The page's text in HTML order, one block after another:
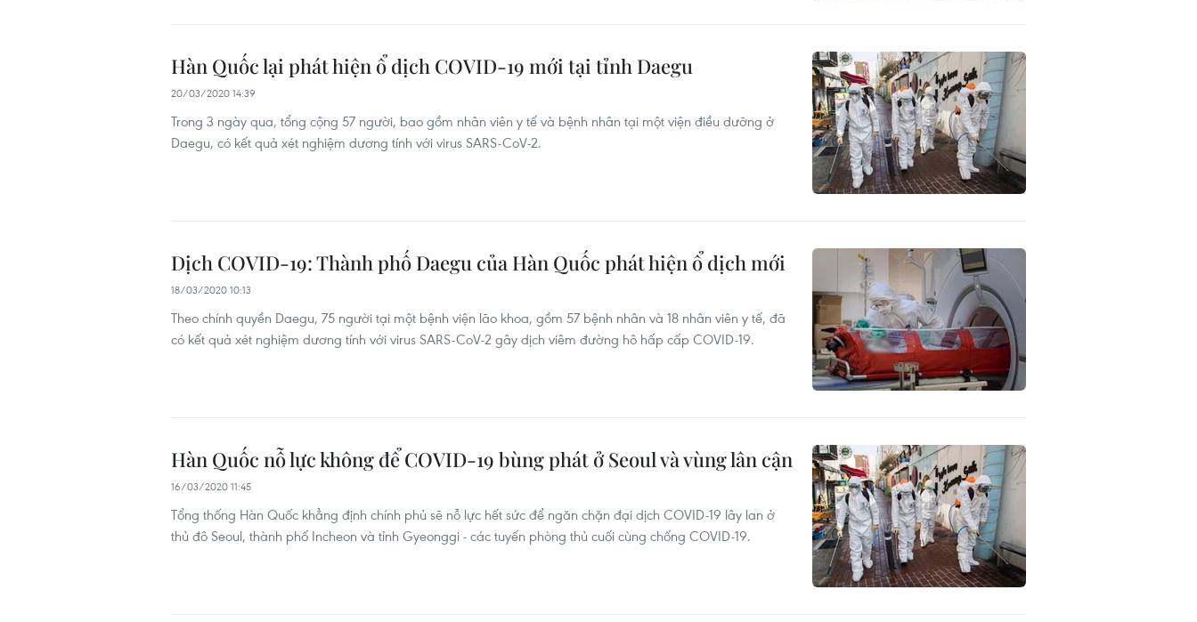
Hàn Quốc lại phát hiện ổ dịch COVID-19 mới tại tỉnh Daegu
20/03/2020 14:39
Trong 3 ngày qua, tổng cộng 57 người, bao gồm nhân viên y tế và bệnh nhân tại một viện điều dưỡng ở
Daegu, có kết quả xét nghiệm dương tính với virus SARS-CoV-2.
Dịch COVID-19: Thành phố Daegu của Hàn Quốc phát hiện ổ dịch mới
18/03/2020 10:13
Theo chính quyền Daegu, 75 người tại một bệnh viện lão khoa, gồm 57 bệnh nhân và 18 nhân viên y tế, đã
có kết quả xét nghiệm dương tính với virus SARS-CoV-2 gây dịch viêm đường hô hấp cấp COVID-19.
Hàn Quốc nỗ lực không để COVID-19 bùng phát ở Seoul và vùng lân cận
16/03/2020 11:45
Tổng thống Hàn Quốc khẳng định chính phủ sẽ nỗ lực hết sức để ngăn chặn đại dịch COVID-19 lây lan ở
thủ đô Seoul, thành phố Incheon và tỉnh Gyeonggi - các tuyến phòng thủ cuối cùng chống COVID-19.